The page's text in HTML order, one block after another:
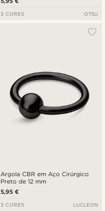
3 CORES OTSU
Argola CBR em Aço Cirúrgico
Preto de 12 mm
5,95 €
3 CORES LUCLEON